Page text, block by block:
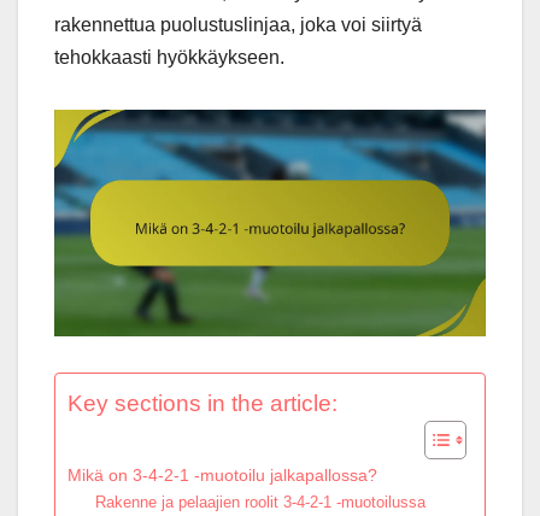
rakennettua puolustuslinjaa, joka voi siirtyä
tehokkaasti hyökkäykseen.
Key sections in the article:
Mikä on 3-4-2-1 -muotoilu jalkapallossa?
Rakenne ja pelaajien roolit 3-4-2-1 -muotoilussa